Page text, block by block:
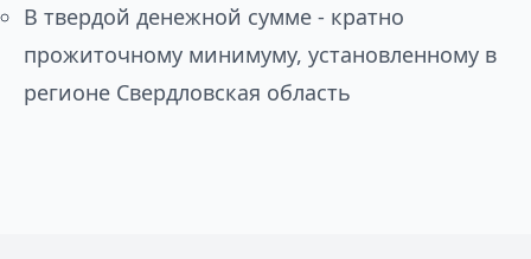
В твердой денежной сумме - кратно
прожиточному минимуму, установленному в
регионе Свердловская область